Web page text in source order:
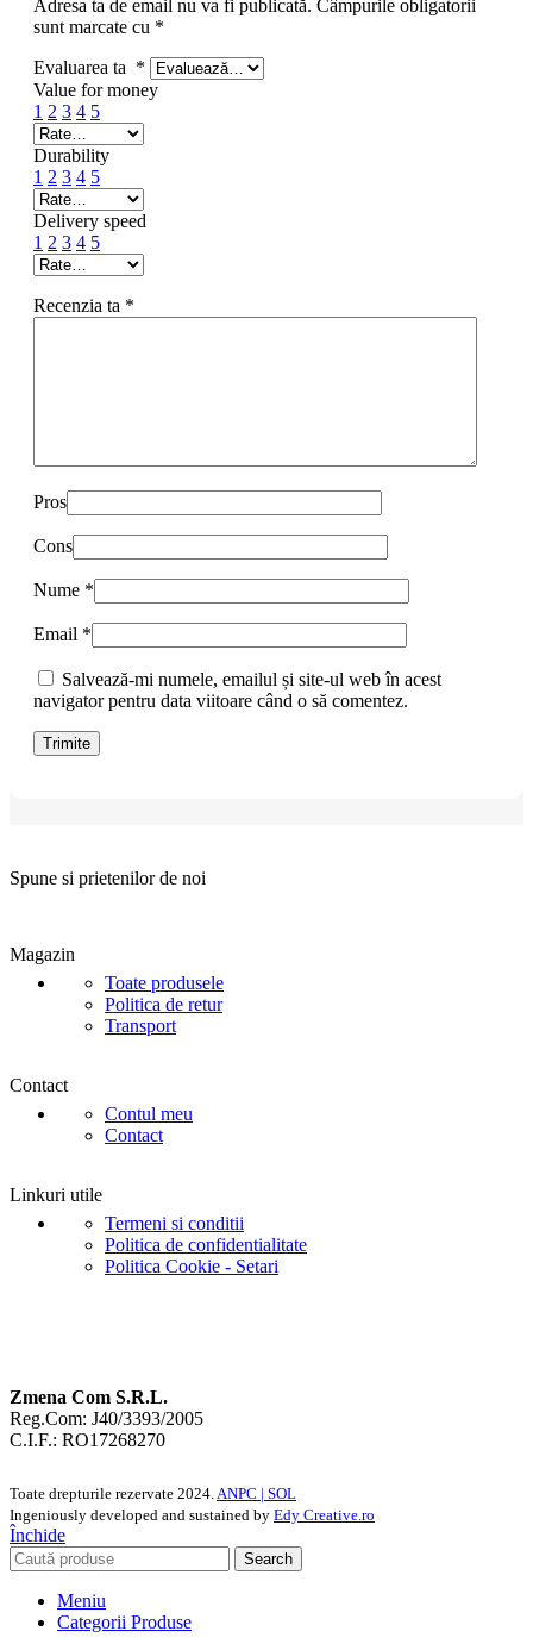
Adresa ta de email nu va fi publicată. Câmpurile obligatorii
sunt marcate cu *
Evaluarea ta *
Value for money
1 2 3 4 5
Durability
1 2 3 4 5
Delivery speed
1 2 3 4 5
Recenzia ta *
Pros
Cons
Nume *
Email *
Salvează-mi numele, emailul și site-ul web în acest
navigator pentru data viitoare când o să comentez.
Spune si prietenilor de noi
Magazin
Toate produsele
Politica de retur
Transport
Contact
Contul meu
Contact
Linkuri utile
Termeni si conditii
Politica de confidentialitate
Politica Cookie - Setari
Zmena Com S.R.L.
Reg.Com: J40/3393/2005
C.I.F.: RO17268270
Toate drepturile rezervate 2024. ANPC | SOL
Ingeniously developed and sustained by Edy Creative.ro
Închide
Search
Meniu
Categorii Produse